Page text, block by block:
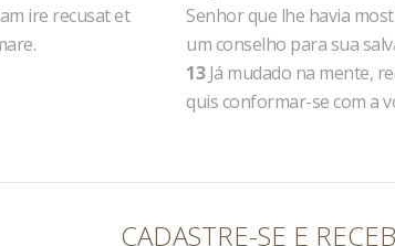
ire recusat et
Senhor que lhe havia
um conselho para sua
13Já mudado na mente,
quis conformar-se com a
CADASTRE-SE E